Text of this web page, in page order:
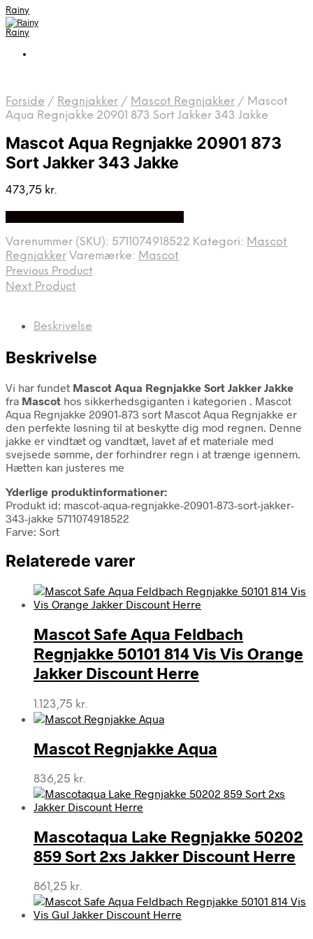
Rainy
Rainy
Forside / Regnjakker / Mascot Regnjakker / Mascot
Aqua Regnjakke 20901 873 Sort Jakker 343 Jakke
Mascot Aqua Regnjakke 20901 873
Sort Jakker 343 Jakke
473,75 kr.
Varenummer (SKU): 5711074918522 Kategori: Mascot
Regnjakker Varemærke: Mascot
Previous Product
Next Product
Beskrivelse
Beskrivelse
Vi har fundet Mascot Aqua Regnjakke Sort Jakker Jakke
fra Mascot hos sikkerhedsgiganten i kategorien . Mascot
Aqua Regnjakke 20901-873 sort Mascot Aqua Regnjakke er
den perfekte løsning til at beskytte dig mod regnen. Denne
jakke er vindtæt og vandtæt, lavet af et materiale med
svejsede sømme, der forhindrer regn i at trænge igennem.
Hætten kan justeres me
Yderlige produktinformationer:
Produkt id: mascot-aqua-regnjakke-20901-873-sort-jakker-
343-jakke 5711074918522
Farve: Sort
Relaterede varer
Mascot Safe Aqua Feldbach
Regnjakke 50101 814 Vis Vis Orange
Jakker Discount Herre
1.123,75 kr.
Mascot Regnjakke Aqua
836,25 kr.
Mascotaqua Lake Regnjakke 50202
859 Sort 2xs Jakker Discount Herre
861,25 kr.